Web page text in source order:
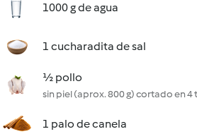
1000 g de agua
1 cucharadita de sal
½ pollo
sin piel (aprox. 800 g) cortado en 4
1 palo de canela